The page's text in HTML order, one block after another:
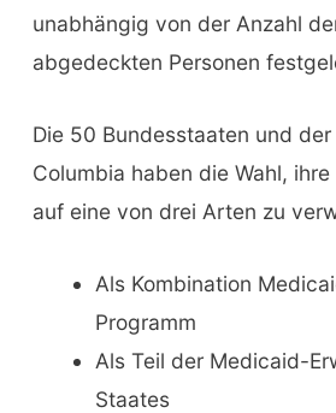
unabhängig von der Anzahl
abgedeckten Personen
Die 50 Bundesstaaten und
Columbia haben die Wahl,
auf eine von drei Arten zu
Als Kombination
Programm
Als Teil der Medicaid-
Staates